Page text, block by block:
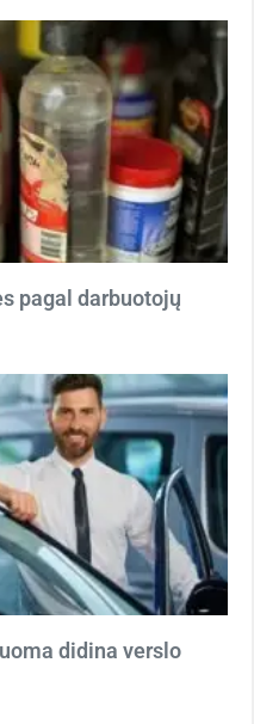
pagal darbuotojų
didina verslo